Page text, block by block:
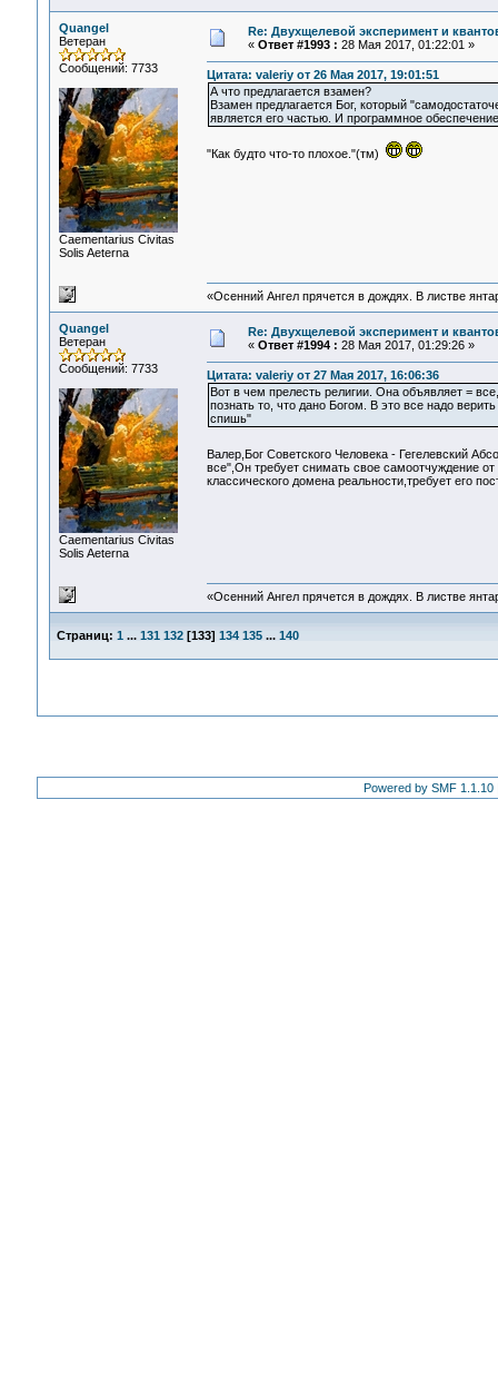
Quangel
Ветеран
Сообщений: 7733
Сaementarius Civitas
Solis Aeterna
Re: Двухщелевой эксперимент и
« Ответ #1993 : 28 Мая 2017, 01:22:01 »
Цитата: valeriy от 26 Мая 2017, 19:01:51
А что предлагается взамен?
Взамен предлагается Бог, который
является его частью. И программное
"Как будто что-то плохое."(тм)
«Осенний Ангел прячется в дождях. В листве
Quangel
Ветеран
Сообщений: 7733
Сaementarius Civitas
Solis Aeterna
Re: Двухщелевой эксперимент и
« Ответ #1994 : 28 Мая 2017, 01:29:26 »
Цитата: valeriy от 27 Мая 2017, 16:06:36
Вот в чем прелесть религии. Она объявляет =
познать то, что дано Богом. В это все надо
спишь"
Валер,Бог Советского Человека - Гегелевский
все",Он требует снимать свое самоотчуждение
классического домена реальности,требует его
«Осенний Ангел прячется в дождях. В листве
Страниц: 1 ... 131 132[133] 134 135 ... 140
Powered by SMF 1.1.10